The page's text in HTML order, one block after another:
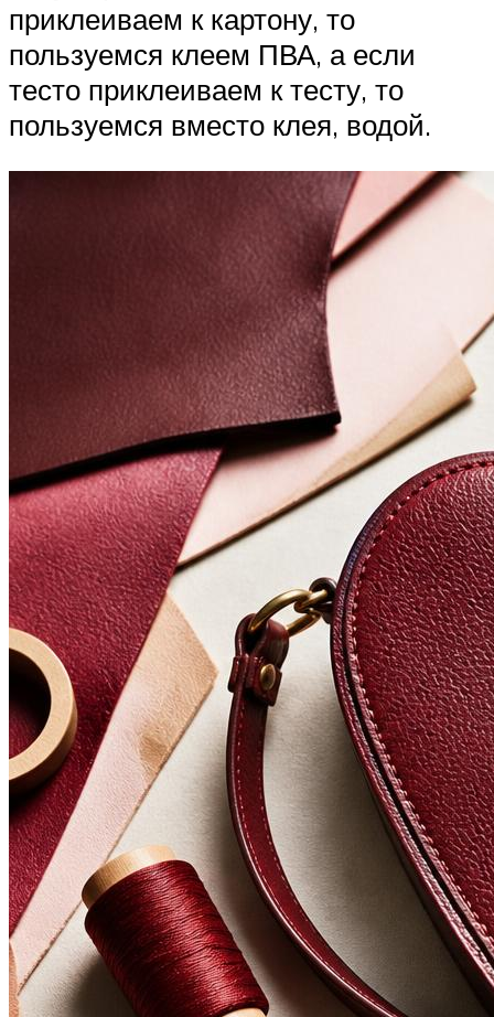
приклеиваем к картону, то
пользуемся клеем ПВА, а если
тесто приклеиваем к тесту, то
пользуемся вместо клея, водой.